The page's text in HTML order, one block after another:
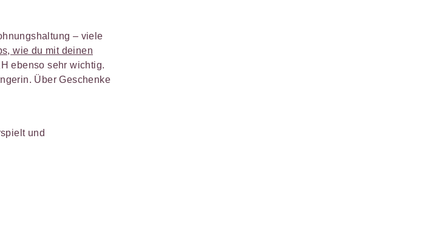
– viele
wie du mit deinen
ebenso sehr wichtig.
Über Geschenke
und